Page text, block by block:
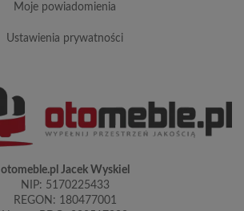
moje powiadomienia
ustawienia prywatności
otomeble.pl Jacek Wyskiel
NIP: 5170225433
REGON: 180477001